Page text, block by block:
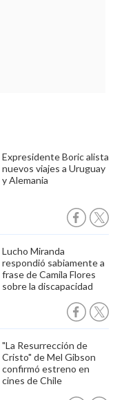
Expresidente Boric alista
nuevos viajes a Uruguay
y Alemania
Lucho Miranda
respondió sabiamente a
frase de Camila Flores
sobre la discapacidad
"La Resurrección de
Cristo" de Mel Gibson
confirmó estreno en
cines de Chile